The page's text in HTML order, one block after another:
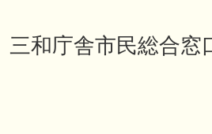
三和庁舎市民総合窓